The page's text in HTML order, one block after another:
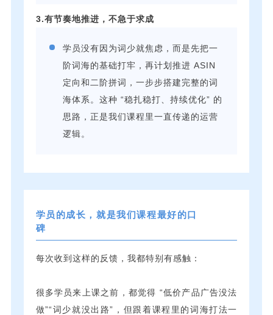
3.有节奏地推进，不急于求成
学员没有因为词少就焦虑，而是先把一
阶词海的基础打牢，再计划推进 ASIN
定向和二阶拼词，一步步搭建完整的词
海体系。这种 “稳扎稳打、持续优化” 的
思路，正是我们课程里一直传递的运营
逻辑。
学员的成长，就是我们课程最好的口
碑
每次收到这样的反馈，我都特别有感触：
很多学员来上课之前，都觉得 “低价产品广告没法
做”“词少就没出路”，但跟着课程里的词海打法一